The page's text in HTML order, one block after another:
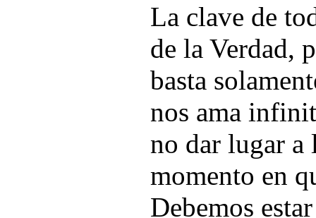
La clave de
de la Verdad,
basta
nos ama
no dar lugar a
momento en
Debemos